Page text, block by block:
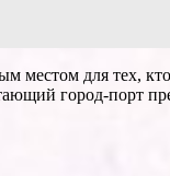
местом для тех,
город-порт